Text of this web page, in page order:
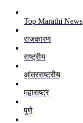
Top Marathi News
राजकारण
राष्ट्रीय
आंतरराष्ट्रीय
महाराष्ट्र
पुणे